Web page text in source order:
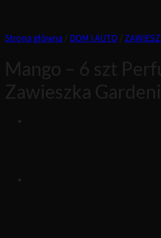
Strona główna DOM I AUTO
Mango – 6 szt
Zawieszka